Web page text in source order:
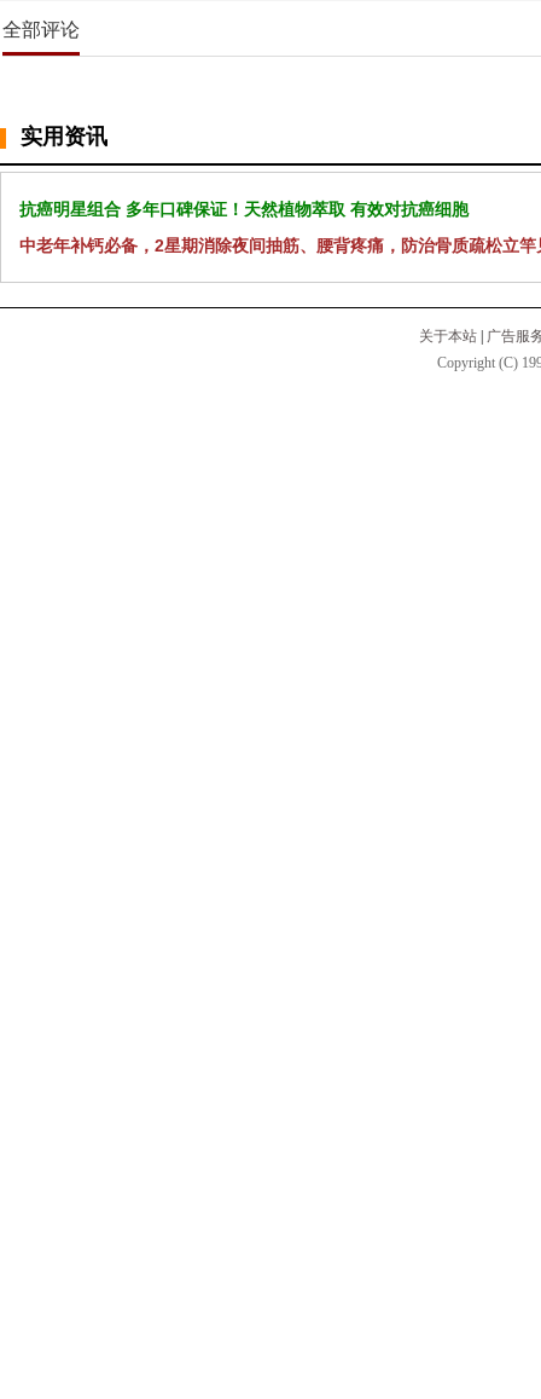
全部评论
实用资讯
抗癌明星组合 多年口碑保证！天然植物萃取 有效对抗癌细胞
中老年补钙必备，2星期消除夜间抽筋、腰背疼痛，防治骨质疏松立竿
关于本站 | 广告服
Copyright (C)